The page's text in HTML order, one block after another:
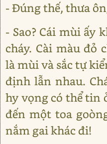
- Đúng thế, thưa
- Sao? Cái mùi ấy
cháy. Cài màu đỏ
là mùi và sắc tự
định lẫn nhau.
hy vọng có thể tin
đến một toa
nắm gai khác đi!